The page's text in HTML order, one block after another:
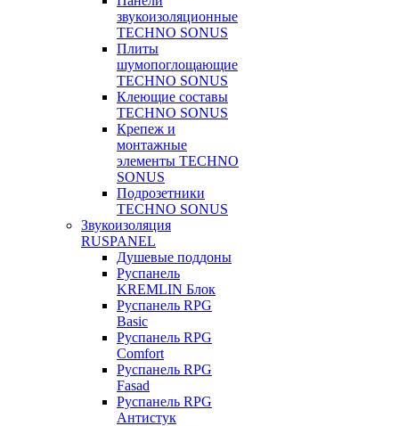
звукоизоляционные
TECHNO SONUS
Плиты
шумопоглощающие
TECHNO SONUS
Клеющие составы
TECHNO SONUS
Крепеж и
монтажные
элементы TECHNO
SONUS
Подрозетники
TECHNO SONUS
Звукоизоляция
RUSPANEL
Душевые поддоны
Руспанель
KREMLIN Блок
Руспанель RPG
Basic
Руспанель RPG
Comfort
Руспанель RPG
Fasad
Руспанель RPG
Антистук